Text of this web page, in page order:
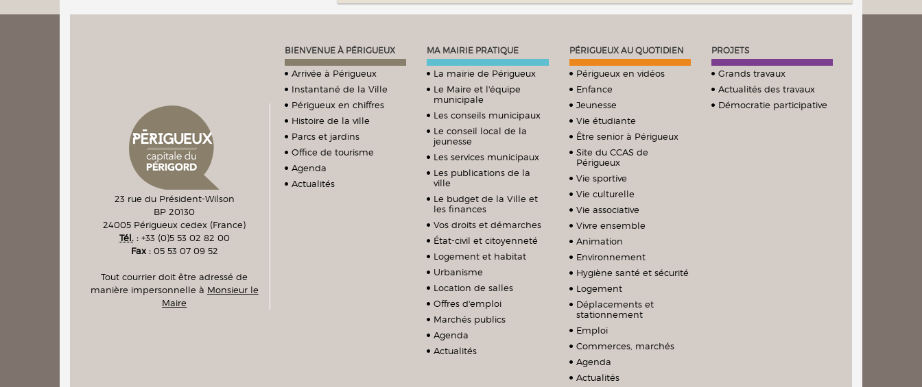
23 rue du Président-Wilson
BP 20130
24005 Périgueux cedex (France)
Tél. : +33 (0)5 53 02 82 00
Fax : 05 53 07 09 52
Tout courrier doit être adressé de
manière impersonnelle à Monsieur le
Maire
BIENVENUE À PÉRIGUEUX
Arrivée à Périgueux
Instantané de la Ville
Périgueux en chiffres
Histoire de la ville
Parcs et jardins
Office de tourisme
Agenda
Actualités
MA MAIRIE PRATIQUE
La mairie de Périgueux
Le Maire et l'équipe
municipale
Les conseils municipaux
Le conseil local de la
jeunesse
Les services municipaux
Les publications de la
ville
Le budget de la Ville et
les finances
Vos droits et démarches
État-civil et citoyenneté
Logement et habitat
Urbanisme
Location de salles
Offres d'emploi
Marchés publics
Agenda
Actualités
PÉRIGUEUX AU QUOTIDIEN
Périgueux en vidéos
Enfance
Jeunesse
Vie étudiante
Être senior à Périgueux
Site du CCAS de
Périgueux
Vie sportive
Vie culturelle
Vie associative
Vivre ensemble
Animation
Environnement
Hygiène santé et sécurité
Logement
Déplacements et
stationnement
Emploi
Commerces, marchés
Agenda
Actualités
PROJETS
Grands travaux
Actualités des travaux
Démocratie participative